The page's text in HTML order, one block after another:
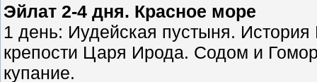
Эйлат 2-4 дня. Красное море
1 день: Иудейская пустыня.
крепости Царя Ирода. Содом и
купание.